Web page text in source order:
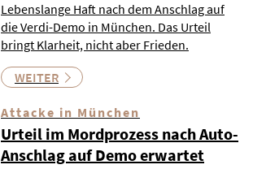
Lebenslange Haft nach dem Anschlag auf
die Verdi-Demo in München. Das Urteil
bringt Klarheit, nicht aber Frieden.
WEITER
Attacke in München
Urteil im Mordprozess nach Auto-
Anschlag auf Demo erwartet